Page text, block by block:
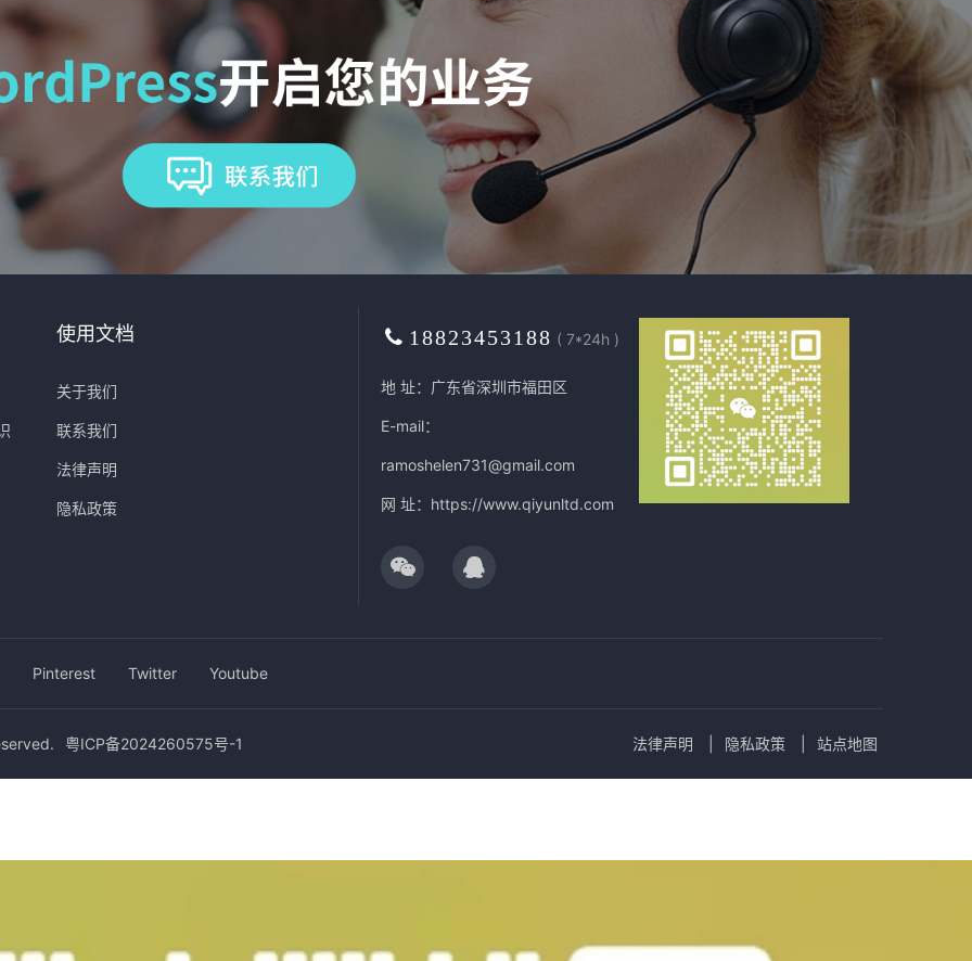
使用文档
关于我们
联系我们
法律声明
隐私政策
18823453188 ( 7*24h )
地 址：广东省深圳市福田区
E-mail：
ramoshelen731@gmail.com
网 址： https://www.qiyunltd.com
Pinterest Twitter Youtube
粤ICP备2024260575号-1 法律声明 隐私政策 站点地图